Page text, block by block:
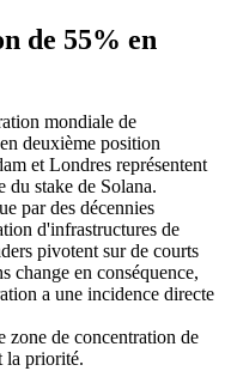
de 55% en
mondiale de
deuxième position
et Londres représentent
du stake de Solana.
par des décennies
d'infrastructures de
pivotent sur de courts
change en conséquence,
a une incidence directe
zone de concentration de
la priorité.